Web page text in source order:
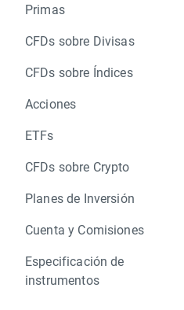
Primas
CFDs sobre Divisas
CFDs sobre Índices
Acciones
ETFs
CFDs sobre Crypto
Planes de Inversión
Cuenta y Comisiones
Especificación de
instrumentos